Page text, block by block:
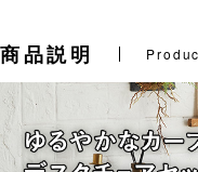
商品説明